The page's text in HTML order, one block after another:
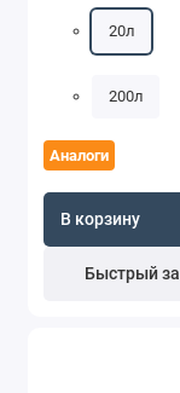
Аналоги
20л
200л
В корзину
Быстрый